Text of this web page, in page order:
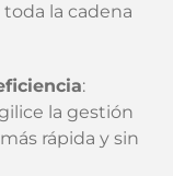
la cadena
:
la gestión
rápida y sin